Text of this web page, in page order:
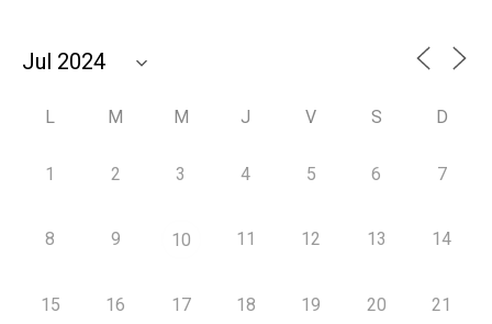
L M M J V S D
1 2 3 4 5 6 7
8 9 10 11 12 13 14
15 16 17 18 19 20 21